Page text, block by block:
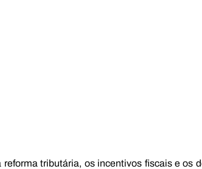
reforma tributária, os incentivos fiscais e os